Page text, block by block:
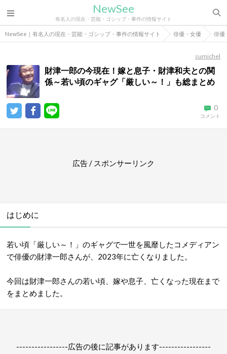
NewSee
有名人の現在・芸能・ゴシップ・事件の情報サイト
NewSee｜有名人の現在・芸能・ゴシップ・事件の情報サイト 俳優・女優 俳優
sumichel
財津一郎の今現在！嫁と息子・財津和夫との関
係～若い頃のギャグ「厳しい～！」も総まとめ
0
コメント
広告 / スポンサーリンク
はじめに
若い頃「厳しい～！」のギャグで一世を風靡したコメディアン
で俳優の財津一郎さんが、2023年に亡くなりました。
今回は財津一郎さんの若い頃、嫁や息子、亡くなった現在まで
をまとめました。
-----------------広告の後に記事があります-----------------